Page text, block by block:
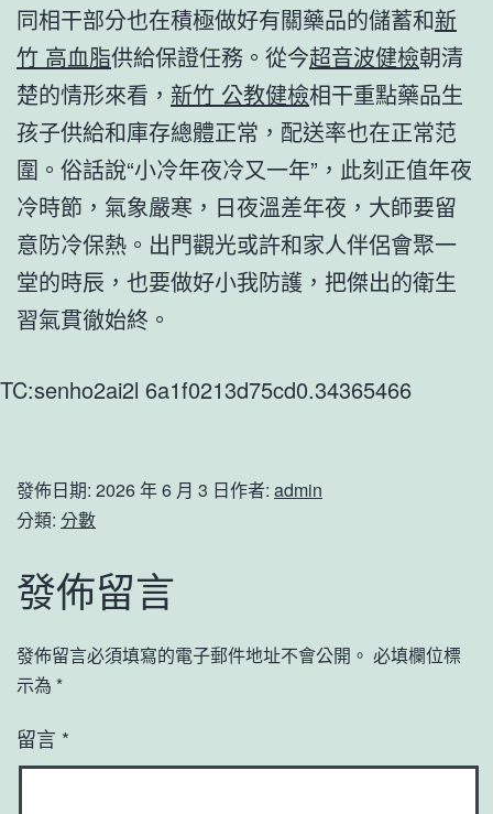
同相干部分也在積極做好有關藥品的儲蓄和新
竹 高血脂供給保證任務。從今超音波健檢朝清
楚的情形來看， 新竹 公教健檢相干重點藥品生
孩子供給和庫存總體正常，配送率也在正常范
圍。俗話說“小冷年夜冷又一年”，此刻正值年夜
冷時節，氣象嚴寒，日夜溫差年夜，大師要留
意防冷保熱。出門觀光或許和家人伴侶會聚一
堂的時辰，也要做好小我防護，把傑出的衛生
習氣貫徹始終。
TC:senho2ai2l 6a1f0213d75cd0.34365466
發佈日期: 2026 年 6 月 3 日作者: admin
分類: 分數
發佈留言
發佈留言必須填寫的電子郵件地址不會公開。 必填欄位標
示為 *
留言 *